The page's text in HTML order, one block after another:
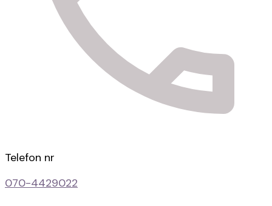
Telefon nr
070-4429022